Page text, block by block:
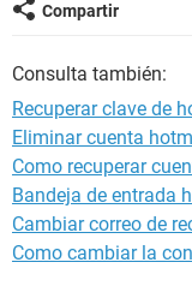
Compartir
Consulta también:
Recuperar clave de
Eliminar cuenta
Como recuperar
Bandeja de entrada
Cambiar correo de
Como cambiar la